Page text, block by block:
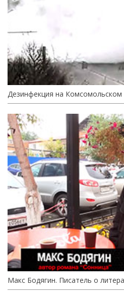
Дезинфекция на Комсомольском
Макс Бодягин. Писатель о